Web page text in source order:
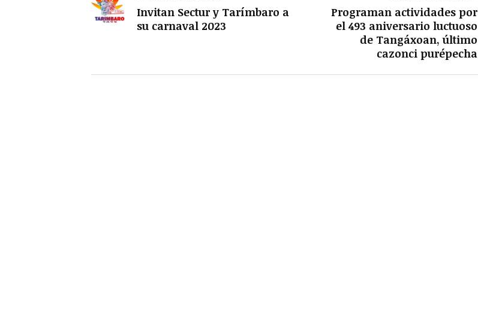
Invitan Sectur y Tarímbaro a
su carnaval 2023
Programan actividades por
el 493 aniversario luctuoso
de Tangáxoan, último
cazonci purépecha